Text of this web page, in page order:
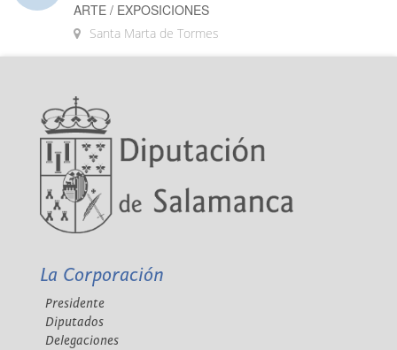
ARTE / EXPOSICIONES
Santa Marta de Tormes
La Corporación
Presidente
Diputados
Delegaciones